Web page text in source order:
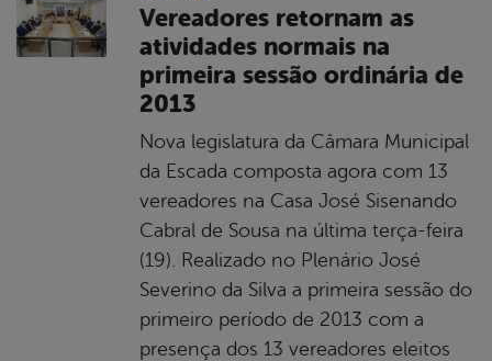
Vereadores retornam as
atividades normais na
primeira sessão ordinária de
2013
Nova legislatura da Câmara Municipal
da Escada composta agora com 13
vereadores na Casa José Sisenando
Cabral de Sousa na última terça-feira
(19). Realizado no Plenário José
Severino da Silva a primeira sessão do
primeiro período de 2013 com a
presença dos 13 vereadores eleitos